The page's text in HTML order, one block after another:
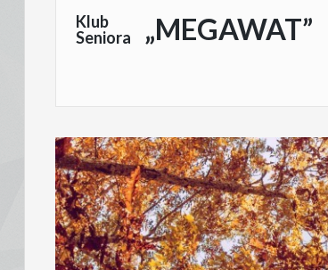
SkoczKlub
Seniora
„MEGAWAT”